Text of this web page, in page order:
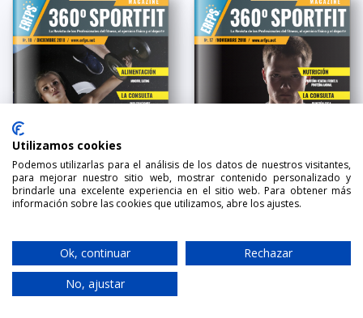
Diciembre 2018 Noviembre 2018
Utilizamos cookies
Podemos utilizarlas para el análisis de los datos de nuestros visitantes,
para mejorar nuestro sitio web, mostrar contenido personalizado y
brindarle una excelente experiencia en el sitio web. Para obtener más
información sobre las cookies que utilizamos, abre los ajustes.
Ok, continuar
Rechazar
No, ajustar